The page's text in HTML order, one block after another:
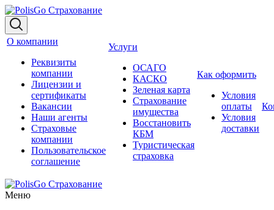
О компании
Реквизиты
компании
Лицензии и
сертификаты
Вакансии
Наши агенты
Страховые
компании
Пользовательское
соглашение
Услуги
ОСАГО
КАСКО
Зеленая карта
Страхование
имущества
Восстановить
КБМ
Туристическая
страховка
Как оформить
Условия
оплаты
Условия
доставки
Меню